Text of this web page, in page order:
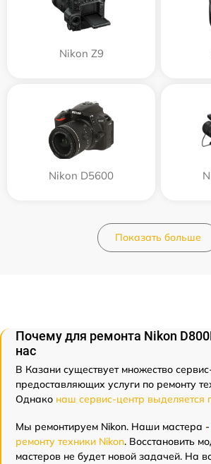
Nikon Z9
Nikon D5600
Показать больше
Почему для ремонта Nikon
нас
В Казани существует множество
предоставляющих услуги по ремонту
Однако наш сервис-центр выделяется
Мы ремонтируем Nikon. Наши мастера -
ремонту техники Nikon. Восстановить
мастеров не будет новой задачей. На